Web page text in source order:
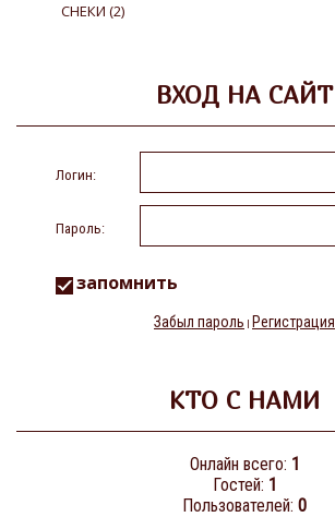
СНЕКИ (2)
ВХОД НА САЙТ
Логин:
Пароль:
запомнить
Забыл пароль | Регистрация
КТО С НАМИ
Онлайн всего: 1
Гостей: 1
Пользователей: 0